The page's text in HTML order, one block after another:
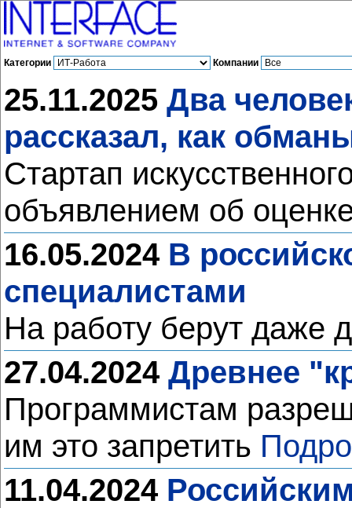
Категории Компании
25.11.2025 Два
рассказал, как
Стартап
объявлением об
16.05.2024 В
специалистами
На работу берут даже
27.04.2024 Древнее
Программистам
им это запретить
11.04.2024